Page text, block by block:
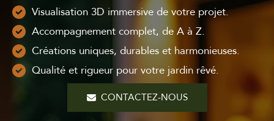
Visualisation 3D immersive de votre projet.
Accompagnement complet, de A à Z.
Créations uniques, durables et harmonieuses.
Qualité et rigueur pour votre jardin rêvé.
CONTACTEZ-NOUS